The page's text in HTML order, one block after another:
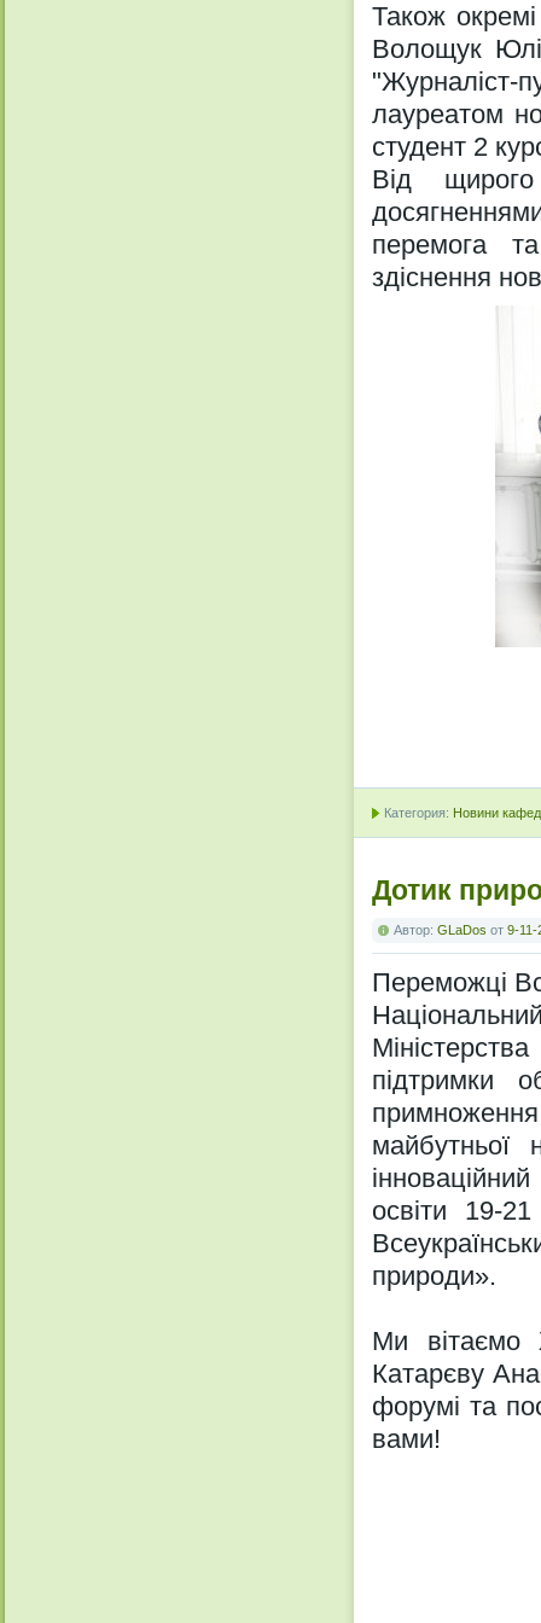
Також
Волощук
"Журналіст-
лауреатом
студент 2
Від
перемога
здіснення
Категория: Новини
Дотик
Автор: GLaDos от 9-11-
Переможці
підтримки
примноження
майбутньої
освіти 19-
природи».
Ми вітаємо
Катарєву
форумі та
вами!